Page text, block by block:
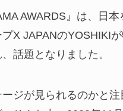
AWARDS』は、日
X JAPANのYOSHIKI
話題となりました。
ージが見られるのかと